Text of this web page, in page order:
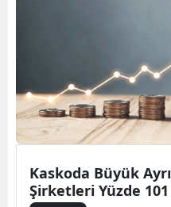
Kaskoda Büyük
Şirketleri Yüzde